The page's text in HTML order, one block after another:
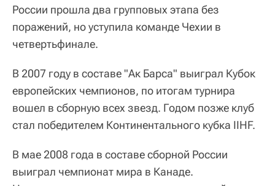
России прошла два групповых этапа без
поражений, но уступила команде Чехии в
четвертьфинале.
В 2007 году в составе "Ак Барса" выиграл Кубок
европейских чемпионов, по итогам турнира
вошел в сборную всех звезд. Годом позже клуб
стал победителем Континентального кубка IIHF.
В мае 2008 года в составе сборной России
выиграл чемпионат мира в Канаде.